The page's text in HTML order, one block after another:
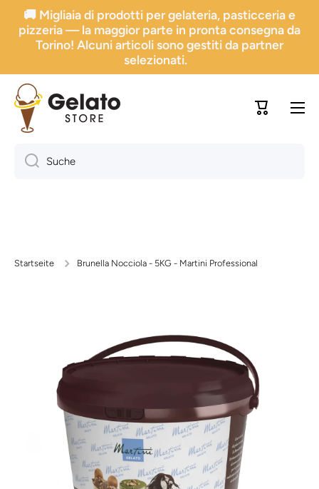
Direkt zum Inhalt gehen
🚚 Migliaia di prodotti per gelateria, pasticceria e
pizzeria — la maggior parte in pronta consegna da
Torino! Alcuni articoli sono gestiti da partner
selezionati.
Trolley
Suche
Startseite Brunella Nocciola - 5KG - Martini Professional